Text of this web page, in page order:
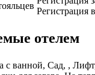
Регистрация
отелем
с ванной, Сад, , Лифт,